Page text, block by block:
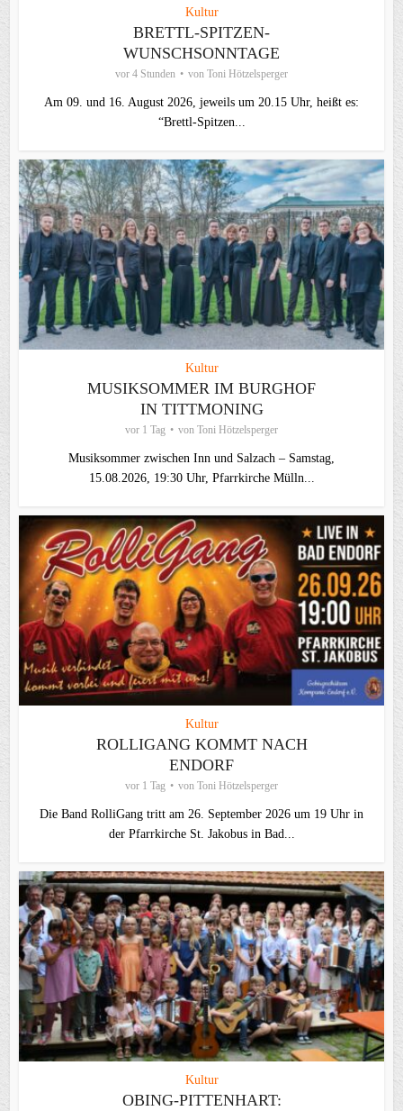
Kultur
BRETTL-SPITZEN-
WUNSCHSONNTAGE
vor 4 Stunden von Toni Hötzelsperger
Am 09. und 16. August 2026, jeweils um 20.15 Uhr, heißt es:
“Brettl-Spitzen...
Kultur
MUSIKSOMMER IM BURGHOF
IN TITTMONING
vor 1 Tag von Toni Hötzelsperger
Musiksommer zwischen Inn und Salzach – Samstag,
15.08.2026, 19:30 Uhr, Pfarrkirche Mülln...
Kultur
ROLLIGANG KOMMT NACH
ENDORF
vor 1 Tag von Toni Hötzelsperger
Die Band RolliGang tritt am 26. September 2026 um 19 Uhr in
der Pfarrkirche St. Jakobus in Bad...
Kultur
OBING-PITTENHART: